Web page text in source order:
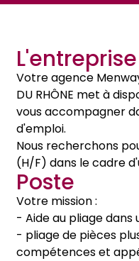
L'entreprise
Votre agence
DU RHÔNE met à
vous accompagner
d'emploi.
Nous recherchons
(H/F) dans le cadre
Poste
Votre mission :
- Aide au pliage
- pliage de pièces
compétences et